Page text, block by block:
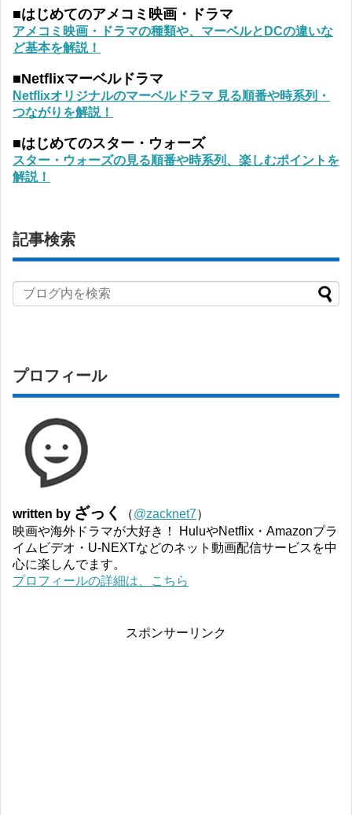
■はじめてのアメコミ映画・ドラマ
アメコミ映画・ドラマの種類や、マーベルとDCの違いな
ど基本を解説！
■Netflixマーベルドラマ
Netflixオリジナルのマーベルドラマ 見る順番や時系列・
つながりを解説！
■はじめてのスター・ウォーズ
スター・ウォーズの見る順番や時系列、楽しむポイントを
解説！
記事検索
プロフィール
written by ざっく （@zacknet7）
映画や海外ドラマが大好き！ HuluやNetflix・Amazonプラ
イムビデオ・U-NEXTなどのネット動画配信サービスを中
心に楽しんでます。
プロフィールの詳細は、こちら
スポンサーリンク